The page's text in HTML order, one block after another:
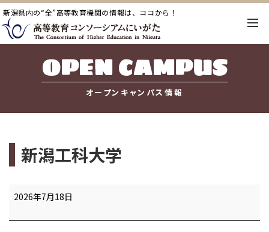
新潟県内の“全”高等教育機関の情報は、ココから！
OPEN CAMPUS
オープンキャンパス情報
新潟工科大学
新2026年7月18日